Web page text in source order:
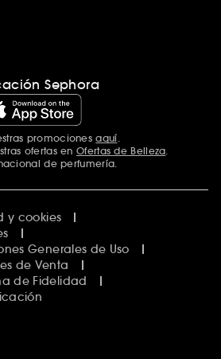
Sephora
promocionesaquí.
ofertas en Ofertas de Belleza.
de perfumería.
y cookies
Generales de Uso
de Venta
de Fidelidad